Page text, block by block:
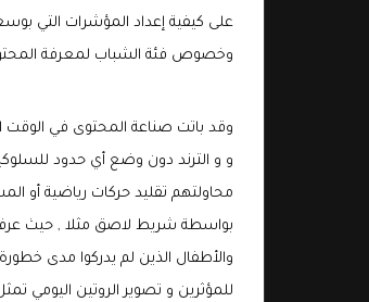
على كيفية إعداد المؤشرات التي
وخصوص فئة الشباب لمعرفة
وقد باتت صناعة المحتوى في الوقت
و و الترند دون وضع أي حدود
محاولتهم تقليد حركات رياضية أو
بواسطة شريط لاصق مثلا , حيث عرفت
والأطفال الذين لم يدركوا مدى
للمؤثرين و تصوير الروتين اليومي